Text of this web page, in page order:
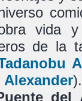
vida y
de la